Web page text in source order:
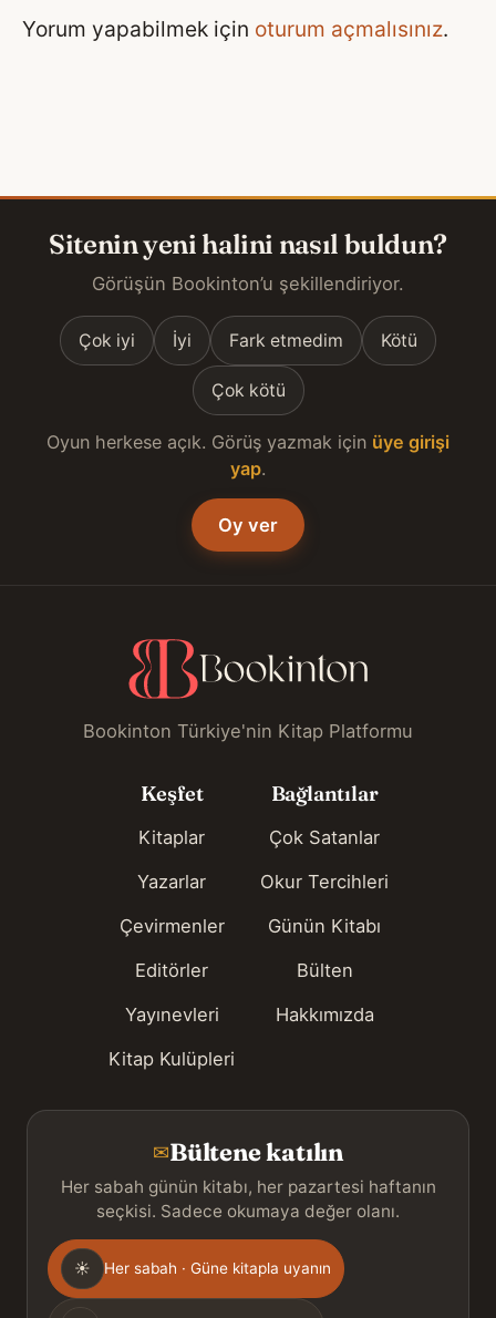
Yorum yapabilmek için oturum açmalısınız.
Sitenin yeni halini nasıl buldun?
Görüşün Bookinton’u şekillendiriyor.
Çok iyi İyi Fark etmedim Kötü
Çok kötü
Oyun herkese açık. Görüş yazmak için üye girişi
yap.
Oy ver
Bookinton Türkiye'nin Kitap Platformu
Keşfet
Kitaplar
Yazarlar
Çevirmenler
Editörler
Yayınevleri
Kitap Kulüpleri
Bağlantılar
Çok Satanlar
Okur Tercihleri
Günün Kitabı
Bülten
Hakkımızda
✉Bültene katılın
Her sabah günün kitabı, her pazartesi haftanın
seçkisi. Sadece okumaya değer olanı.
Gönderim
sıklığı
☀ Her sabah · Güne kitapla uyanın